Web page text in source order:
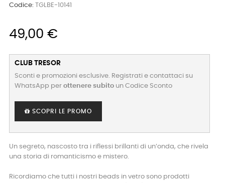
Codice: TGLBE-10141
49,00 €
CLUB TRESOR
Sconti e promozioni esclusive. Registrati e contattaci su
WhatsApp per ottenere subito un Codice Sconto
SCOPRI LE PROMO
Un segreto, nascosto tra i riflessi brillanti di un’onda, che rivela
una storia di romanticismo e mistero.
Ricordiamo che tutti i nostri beads in vetro sono prodotti